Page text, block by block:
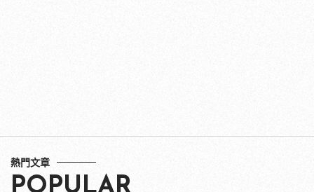
熱門文章